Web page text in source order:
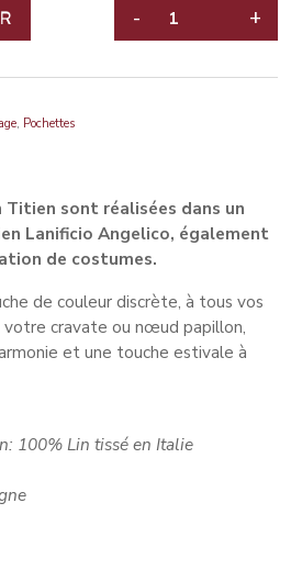
QUANTITÉ
- +
, Pochettes
sont réalisées dans un
Lanificio Angelico, également
de costumes.
de couleur discrète, à tous vos
votre cravate ou nœud papillon,
et une touche estivale à
6V
Lin tissé en Italie